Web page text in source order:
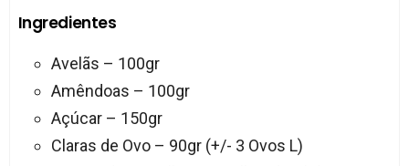
Ingredientes
Avelãs – 100gr
Amêndoas – 100gr
Açúcar – 150gr
Claras de Ovo – 90gr (+/- 3 Ovos L)